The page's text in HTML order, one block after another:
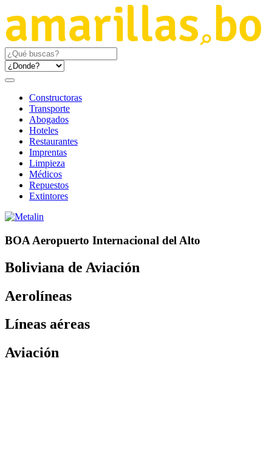
Constructoras
Transporte
Abogados
Hoteles
Restaurantes
Imprentas
Limpieza
Médicos
Repuestos
Extintores
BOA Aeropuerto Internacional del Alto
Boliviana de Aviación
Aerolíneas
Líneas aéreas
Aviación